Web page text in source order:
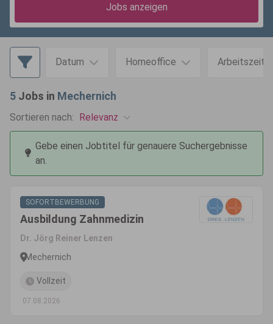
Jobs anzeigen
Datum Homeoffice Arbeitszeit
5 Jobs in Mechernich
Sortieren nach: Relevanz
Gebe einen Jobtitel für genauere Suchergebnisse
an.
SOFORTBEWERBUNG
Ausbildung Zahnmedizin
Dr. Jörg Reiner Lenzen
Mechernich
Vollzeit
07.08.2026